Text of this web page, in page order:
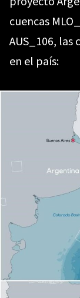
cuencas
AUS_106, las
en el país: